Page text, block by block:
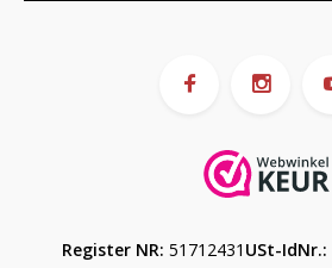
Register NR: 51712431 USt-IdNr.: